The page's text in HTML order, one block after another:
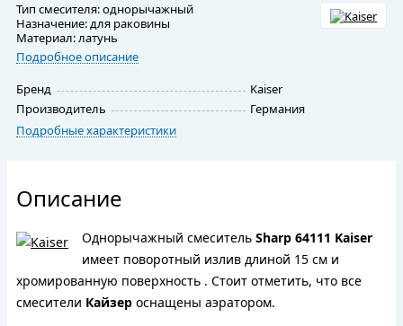
Тип смесителя: однорычажный
Назначение: для раковины
Материал: латунь
Подробное описание
Бренд
Kaiser
Производитель
Германия
Подробные характеристики
Описание
Однорычажный смеситель Sharp 64111 Kaiser
имеет поворотный излив длиной 15 см и
хромированную поверхность . Cтоит отметить, что все
смесители Кайзер оснащены аэратором.